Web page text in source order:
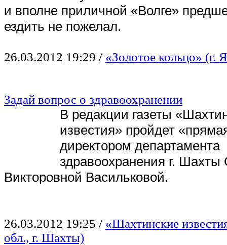
и вполне приличной «Волге»
ездить не пожелал.
26.03.2012 19:29 / «Золотое кольцо» (г.
Задай вопрос о здравоохранении
В редакции газеты
известия» пройдет
директором департамента
здравоохранения г. Шахты
Викторовной Васильковой.
26.03.2012 19:25 / «Шахтинские
обл., г. Шахты)